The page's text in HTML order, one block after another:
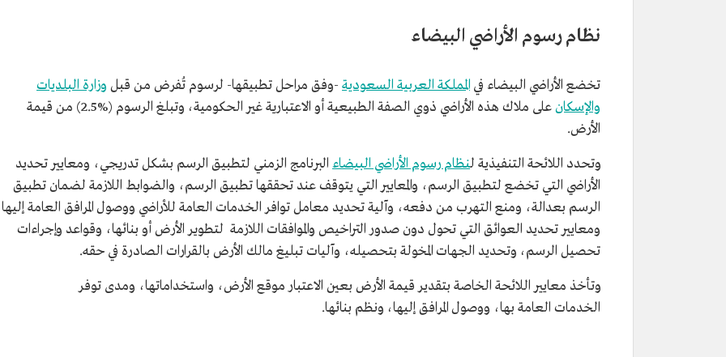
نظام رسوم الأراضي البيضاء
تخضع الأراضي البيضاء في المملكة العربية السعودية -وفق مراحل تطبيقها- لرسوم تُفرض من قبل وزارة البلديات
والإسكان
على ملاك هذه الأراضي ذوي الصفة الطبيعية أو الاعتبارية غير الحكومية، وتبلغ الرسوم (%2.5) من قيمة
الأرض.
وتحدد اللائحة التنفيذية لنظام رسوم الأراضي البيضاء البرنامج الزمني لتطبيق الرسم بشكل تدريجي، ومعايير تحديد
الأراضي التي تخضع لتطبيق الرسم، والمعايير التي يتوقف عند تحققها تطبيق الرسم، والضوابط اللازمة لضمان تطبيق
الرسم بعدالة، ومنع التهرب من دفعه، وآلية تحديد معامل توافر الخدمات العامة للأراضي ووصول المرافق العامة
ومعايير تحديد العوائق التي تحول دون صدور التراخيص والموافقات اللازمة لتطوير الأرض أو بنائها، وقواعد وإجراءات
تحصيل الرسم، وتحديد الجهات المخولة بتحصيله، وآليات تبليغ مالك الأرض بالقرارات الصادرة في حقه.
وتأخذ معايير اللائحة الخاصة بتقدير قيمة الأرض بعين الاعتبار موقع الأرض، واستخداماتها، ومدى توفر
الخدمات العامة بها، ووصول المرافق إليها، ونظم بنائها.